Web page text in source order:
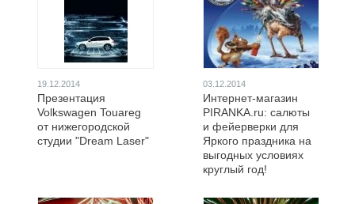
19.12.2014
Презентация
Volkswagen Touareg
от нижегородской
студии "Dream Laser"
03.12.2014
Интернет-магазин
PIRANKA.ru: салюты
и фейерверки для
Яркого праздника на
выгодных условиях
круглый год!